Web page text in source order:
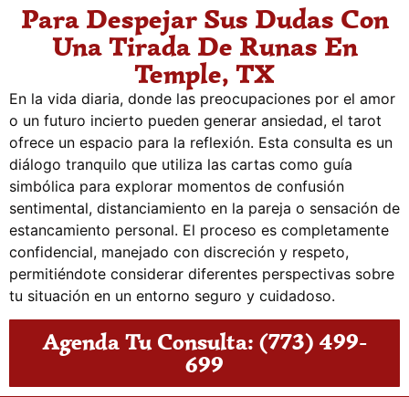
Para Despejar Sus Dudas Con
Una Tirada De Runas En
Temple, TX
En la vida diaria, donde las preocupaciones por el amor
o un futuro incierto pueden generar ansiedad, el tarot
ofrece un espacio para la reflexión. Esta consulta es un
diálogo tranquilo que utiliza las cartas como guía
simbólica para explorar momentos de confusión
sentimental, distanciamiento en la pareja o sensación de
estancamiento personal. El proceso es completamente
confidencial, manejado con discreción y respeto,
permitiéndote considerar diferentes perspectivas sobre
tu situación en un entorno seguro y cuidadoso.
Agenda Tu Consulta: (773) 499-
699